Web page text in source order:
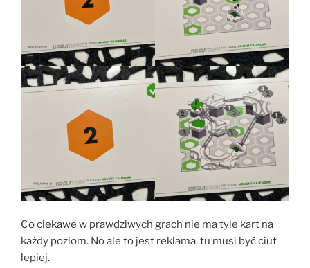
Co ciekawe w prawdziwych grach nie ma tyle kart na
każdy poziom. No ale to jest reklama, tu musi być ciut
lepiej.